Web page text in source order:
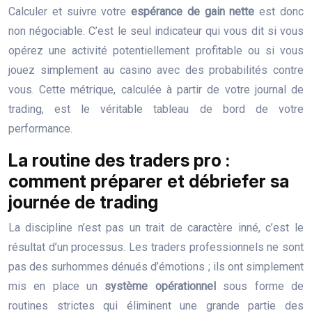
Calculer et suivre votreespérance de gain nette est donc
non négociable. C’est le seul indicateur qui vous dit si vous
opérez une activité potentiellement profitable ou si vous
jouez simplement au casino avec des probabilités contre
vous. Cette métrique, calculée à partir de votre journal de
trading, est le véritable tableau de bord de votre
performance.
La routine des traders pro :
comment préparer et débriefer sa
journée de trading
La discipline n’est pas un trait de caractère inné, c’est le
résultat d’un processus. Les traders professionnels ne sont
pas des surhommes dénués d’émotions ; ils ont simplement
mis en place un système opérationnelsous forme de
routines strictes qui éliminent une grande partie des